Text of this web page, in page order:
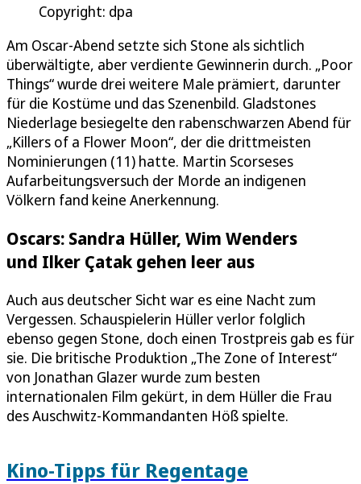
Copyright: dpa
Am Oscar-Abend setzte sich Stone als sichtlich
überwältigte, aber verdiente Gewinnerin durch. „Poor
Things“ wurde drei weitere Male prämiert, darunter
für die Kostüme und das Szenenbild. Gladstones
Niederlage besiegelte den rabenschwarzen Abend für
„Killers of a Flower Moon“, der die drittmeisten
Nominierungen (11) hatte. Martin Scorseses
Aufarbeitungsversuch der Morde an indigenen
Völkern fand keine Anerkennung.
Oscars: Sandra Hüller, Wim Wenders
und Ilker Çatak gehen leer aus
Auch aus deutscher Sicht war es eine Nacht zum
Vergessen. Schauspielerin Hüller verlor folglich
ebenso gegen Stone, doch einen Trostpreis gab es für
sie. Die britische Produktion „The Zone of Interest“
von Jonathan Glazer wurde zum besten
internationalen Film gekürt, in dem Hüller die Frau
des Auschwitz-Kommandanten Höß spielte.
Kino-Tipps für Regentage